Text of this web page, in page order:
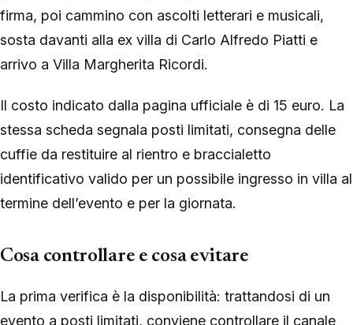
firma, poi cammino con ascolti letterari e musicali,
sosta davanti alla ex villa di Carlo Alfredo Piatti e
arrivo a Villa Margherita Ricordi.
Il costo indicato dalla pagina ufficiale è di 15 euro. La
stessa scheda segnala posti limitati, consegna delle
cuffie da restituire al rientro e braccialetto
identificativo valido per un possibile ingresso in villa al
termine dell’evento e per la giornata.
Cosa controllare e cosa evitare
La prima verifica è la disponibilità: trattandosi di un
evento a posti limitati, conviene controllare il canale